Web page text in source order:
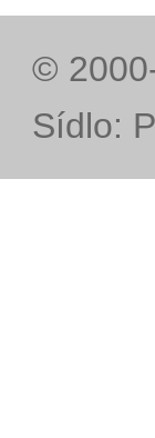
©
Sídlo: